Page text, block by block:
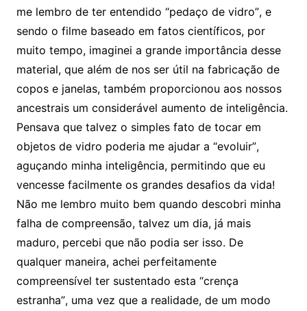
me lembro de ter entendido “pedaço de vidro”, e
sendo o filme baseado em fatos científicos, por
muito tempo, imaginei a grande importância desse
material, que além de nos ser útil na fabricação de
copos e janelas, também proporcionou aos nossos
ancestrais um considerável aumento de inteligência.
Pensava que talvez o simples fato de tocar em
objetos de vidro poderia me ajudar a “evoluir”,
aguçando minha inteligência, permitindo que eu
vencesse facilmente os grandes desafios da vida!
Não me lembro muito bem quando descobri minha
falha de compreensão, talvez um dia, já mais
maduro, percebi que não podia ser isso. De
qualquer maneira, achei perfeitamente
compreensível ter sustentado esta “crença
estranha”, uma vez que a realidade, de um modo